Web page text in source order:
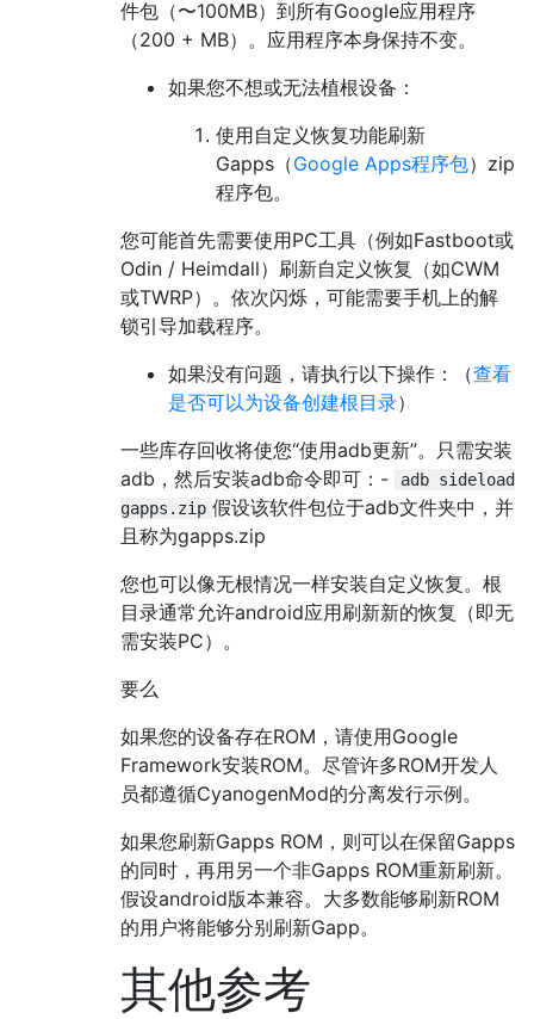
件包（〜100MB）到所有Google应用程序
（200 + MB）。应用程序本身保持不变。
如果您不想或无法植根设备：
使用自定义恢复功能刷新
Gapps（Google Apps程序包）zip
程序包。
您可能首先需要使用PC工具（例如Fastboot或
Odin / Heimdall）刷新自定义恢复（如CWM
或TWRP）。依次闪烁，可能需要手机上的解
锁引导加载程序。
如果没有问题，请执行以下操作：（查看
是否可以为设备创建根目录）
一些库存回收将使您“使用adb更新”。只需安装
adb，然后安装adb命令即可：-
adb sideload
gapps.zip 假设该软件包位于adb文件夹中，并
且称为gapps.zip
您也可以像无根情况一样安装自定义恢复。根
目录通常允许android应用刷新新的恢复（即无
需安装PC）。
要么
如果您的设备存在ROM，请使用Google
Framework安装ROM。尽管许多ROM开发人
员都遵循CyanogenMod的分离发行示例。
如果您刷新Gapps ROM，则可以在保留Gapps
的同时，再用另一个非Gapps ROM重新刷新。
假设android版本兼容。大多数能够刷新ROM
的用户将能够分别刷新Gapp。
其他参考